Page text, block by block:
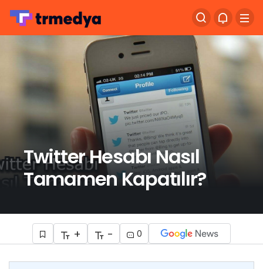
Twitter Hesabı Nasıl
Tamamen Kapatılır?
+ - 0